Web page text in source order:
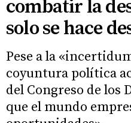
combatir la
solo se hace
Pese a la
coyuntura política
del Congreso de los
que el mundo